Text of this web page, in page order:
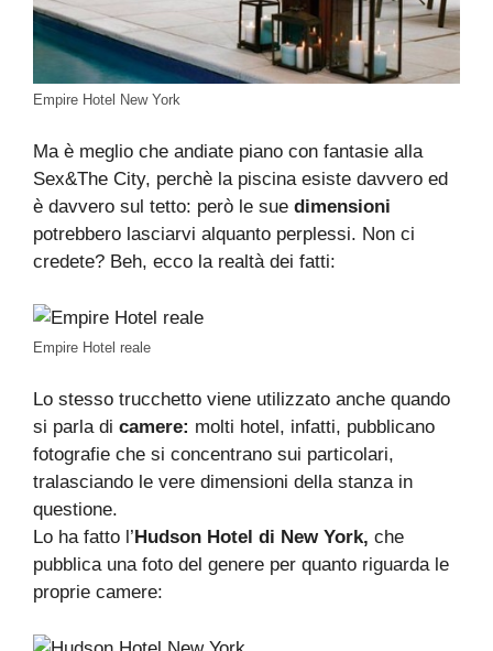
Empire Hotel New York
Ma è meglio che andiate piano con fantasie alla
Sex&The City, perchè la piscina esiste davvero ed
è davvero sul tetto: però le sue dimensioni
potrebbero lasciarvi alquanto perplessi. Non ci
credete? Beh, ecco la realtà dei fatti:
Empire Hotel reale
Lo stesso trucchetto viene utilizzato anche quando
si parla di camere: molti hotel, infatti, pubblicano
fotografie che si concentrano sui particolari,
tralasciando le vere dimensioni della stanza in
questione.
Lo ha fatto l’Hudson Hotel di New York, che
pubblica una foto del genere per quanto riguarda le
proprie camere: